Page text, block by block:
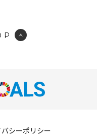
シーポリシー